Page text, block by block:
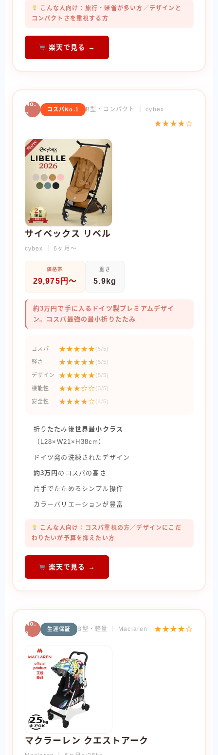
こんな人向け：旅行・帰省が多い方／デザインと
コンパクトさを重視する方
楽天で見る →
No.
7
コスパNo.1 B型・コンパクト ｜ cybex
★★★★☆
サイベックス リベル
cybex ｜ 6ヶ月〜
価格帯
29,975円〜
重さ
5.9kg
約3万円で手に入るドイツ製プレミアムデザイ
ン。コスパ最強の最小折りたたみ
コスパ ★★★★★ (5/5)
軽さ ★★★★★ (5/5)
デザイン ★★★★★ (5/5)
機能性 ★★★☆☆(3/5)
安全性 ★★★★☆(4/5)
折りたたみ後世界最小クラス
（L28×W21×H38cm）
ドイツ発の洗練されたデザイン
約3万円 のコスパの高さ
片手でたためるシンプル操作
カラーバリエーションが豊富
こんな人向け：コスパ重視の方／デザインにこだ
わりたいが予算を抑えたい方
楽天で見る →
No.
8
生涯保証 B型・軽量 ｜ Maclaren ★★★★☆
マクラーレン クエストアーク